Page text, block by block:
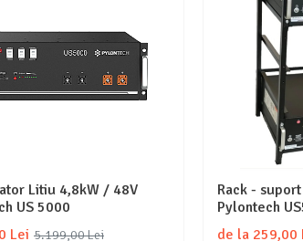
Litiu 4,8kW / 48V
US 5000
5.199,00 Lei
Lei
Rack -
Pylontech
de la 259,00